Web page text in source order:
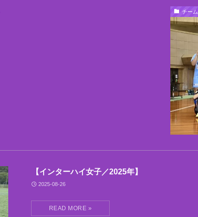
チー
【インターハイ女子／2025年】
2025-08-26